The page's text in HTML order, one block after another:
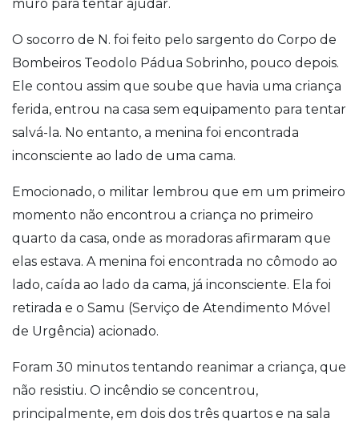
muro para tentar ajudar.
O socorro de N. foi feito pelo sargento do Corpo de
Bombeiros Teodolo Pádua Sobrinho, pouco depois.
Ele contou assim que soube que havia uma criança
ferida, entrou na casa sem equipamento para tentar
salvá-la. No entanto, a menina foi encontrada
inconsciente ao lado de uma cama.
Emocionado, o militar lembrou que em um primeiro
momento não encontrou a criança no primeiro
quarto da casa, onde as moradoras afirmaram que
elas estava. A menina foi encontrada no cômodo ao
lado, caída ao lado da cama, já inconsciente. Ela foi
retirada e o Samu (Serviço de Atendimento Móvel
de Urgência) acionado.
Foram 30 minutos tentando reanimar a criança, que
não resistiu. O incêndio se concentrou,
principalmente, em dois dos três quartos e na sala